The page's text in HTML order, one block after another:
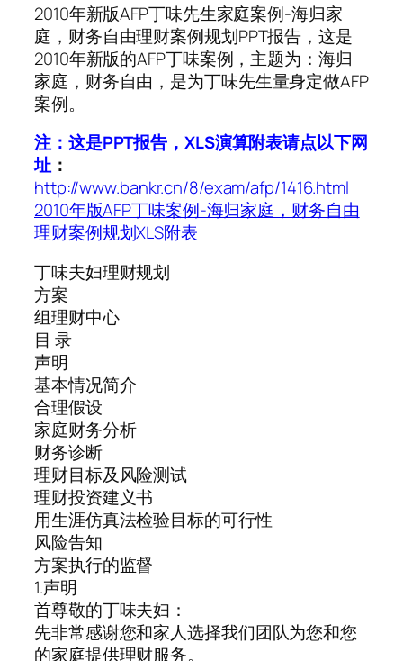
2010年新版AFP丁味先生家庭案例-海归家
庭，财务自由理财案例规划PPT报告，这是
2010年新版的AFP丁味案例，主题为：海归
家庭，财务自由，是为丁味先生量身定做AFP
案例。
注：这是PPT报告，XLS演算附表请点以下网
址：
http://www.bankr.cn/8/exam/afp/1416.html
2010年版AFP丁味案例-海归家庭，财务自由
理财案例规划XLS附表
丁味夫妇理财规划
方案
组理财中心
目 录
声明
基本情况简介
合理假设
家庭财务分析
财务诊断
理财目标及风险测试
理财投资建义书
用生涯仿真法检验目标的可行性
风险告知
方案执行的监督
1.声明
首尊敬的丁味夫妇：
先非常感谢您和家人选择我们团队为您和您
的家庭提供理财服务。